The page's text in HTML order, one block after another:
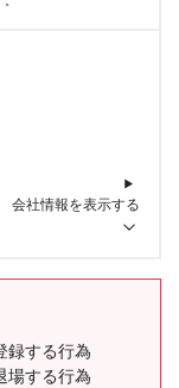
会社情報を表示する
録する行為
場する行為